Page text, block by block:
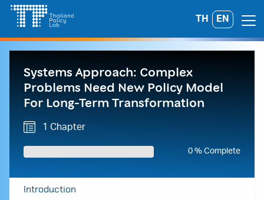
Skip
content
TH EN
Search
for:
Systems Approach: Complex
Problems Need New Policy Model
For Long-Term Transformation
1 Chapter
0 % Complete
Introduction